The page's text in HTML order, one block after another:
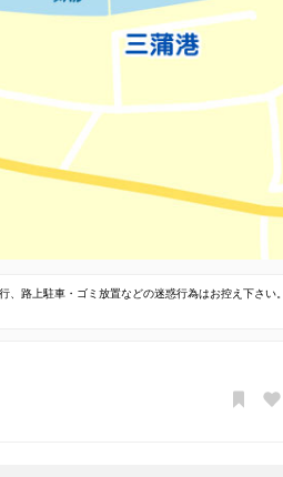
路上駐車・ゴミ放置などの迷惑行為はお控え下さい。